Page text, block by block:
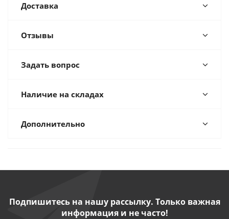
Доставка
Отзывы
Задать вопрос
Наличие на складах
Дополнительно
Подпишитесь на нашу рассылку. Только важная
информация и не часто!